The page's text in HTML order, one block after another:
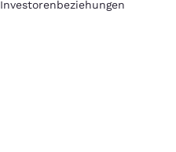
Investorenbeziehungen